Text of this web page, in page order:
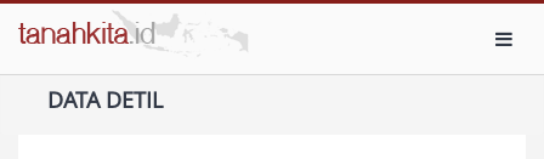
DATA DETIL